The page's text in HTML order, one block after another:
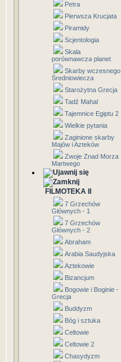
Petra
Pierwsza Krucjata
Piramidy
Scjentologia
Skala
porównawcza planet
Skarby wczesnego
Średniowiecza
Starożytna Grecja
Tadź Mahal
Tajemnice Egiptu 2
Wielkie pytania
Zaginione skarby
Majów i Azteków
Zwoje Znad Morza
Martwego
FILMOTEKA II
7 Grzechów
Głównych - 1
7 Grzechów
Głównych - 2
Abraham
Arabia Saudyjska
Aztekowie
Bizancjum
Bogowie i Boginie -
Grecja
Buddyzm
Bóg i sztuka
Celtowie
Celtowie 2
Chasydyzm